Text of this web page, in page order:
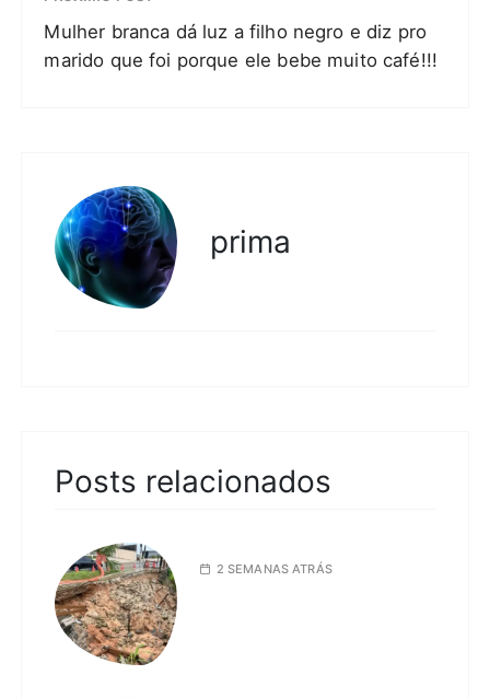
Mulher branca dá luz a filho negro e diz pro
marido que foi porque ele bebe muito café!!!
prima
Posts relacionados
2 SEMANAS ATRÁS